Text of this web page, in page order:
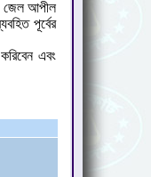
জেল আপীল
পূর্বের
এবং